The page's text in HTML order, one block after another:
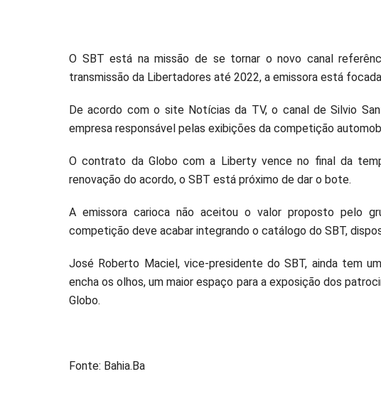
O SBT está na missão de se tornar o novo canal
transmissão da Libertadores até 2022, a emissora está
De acordo com o site Notícias da TV, o canal de Silvio
empresa responsável pelas exibições da competição
O contrato da Globo com a Liberty vence no final da
renovação do acordo, o SBT está próximo de dar o bote.
A emissora carioca não aceitou o valor proposto pelo
competição deve acabar integrando o catálogo do SBT,
José Roberto Maciel, vice-presidente do SBT, ainda tem
encha os olhos, um maior espaço para a exposição dos
Globo.
Fonte: Bahia.Ba